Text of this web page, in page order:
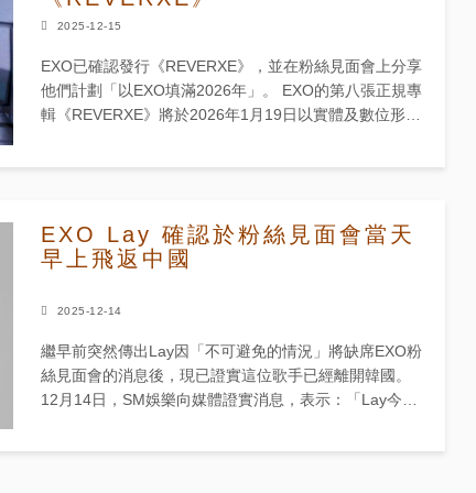
2025-12-15
EXO已確認發行《REVERXE》，並在粉絲見面會上分享
他們計劃「以EXO填滿2026年」。 EXO的第八張正規專
輯《REVERXE》將於2026年1月19日以實體及數位形式
EXO Lay 確認於粉絲見面會當天
早上飛返中國
2025-12-14
繼早前突然傳出Lay因「不可避免的情況」將缺席EXO粉
絲見面會的消息後，現已證實這位歌手已經離開韓國。
12月14日，SM娛樂向媒體證實消息，表示：「Lay今天
體原因仍...